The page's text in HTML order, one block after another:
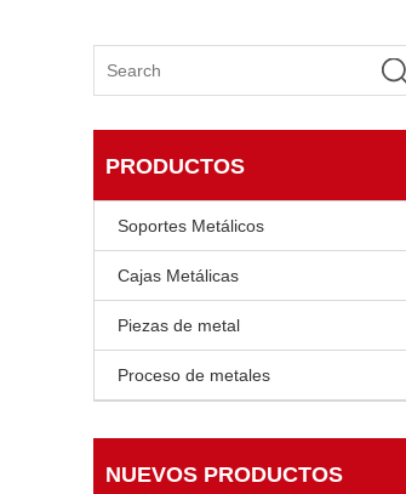
PRODUCTOS
Soportes Metálicos
Cajas Metálicas
Piezas de metal
Proceso de metales
NUEVOS PRODUCTOS